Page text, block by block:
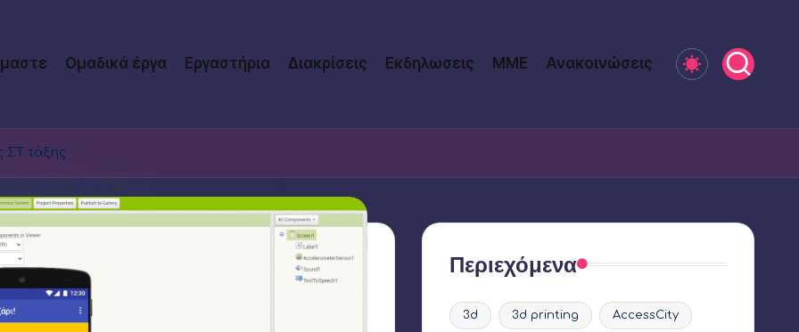
Ομαδικά έργα Εργαστήρια Διακρίσεις Εκδηλωσεις ΜΜΕ Ανακοινώσεις
ΣΤ τάξης
Περιεχόμενα
3d 3d printing AccessCity